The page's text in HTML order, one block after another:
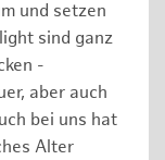
und setzen
sind ganz
-
aber auch
bei uns hat
Alter